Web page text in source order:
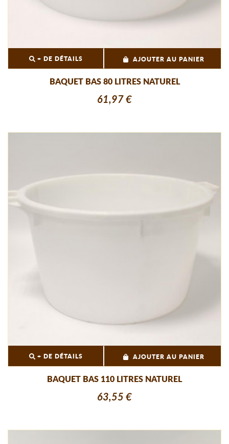
+ DE DÉTAILS AJOUTER AU PANIER
BAQUET BAS 80 LITRES NATUREL
61,97 €
+ DE DÉTAILS AJOUTER AU PANIER
BAQUET BAS 110 LITRES NATUREL
63,55 €